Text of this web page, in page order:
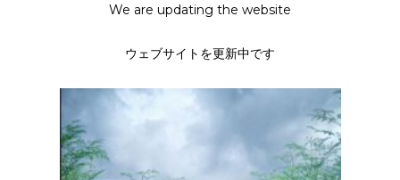
We are updating the website
ウェブサイトを更新中です